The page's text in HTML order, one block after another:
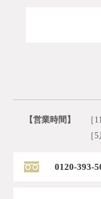
【営業時間】
［
［
0120-393-